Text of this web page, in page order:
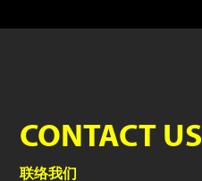
CONTACT US
联络我们